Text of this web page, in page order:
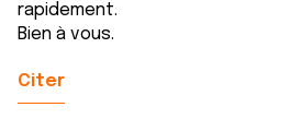
rapidement.
Bien à vous.
Citer